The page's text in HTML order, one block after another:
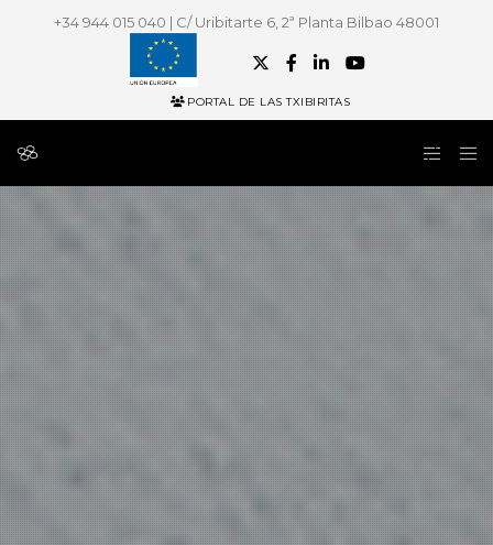
+34 944 015 040 | C/ Uribitarte 6, 2ª Planta Bilbao 48001
PORTAL DE LAS TXIBIRITAS